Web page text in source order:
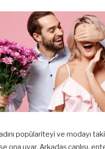
popülariteyi ve modayı
ona uyar. Arkadaş canlısı,